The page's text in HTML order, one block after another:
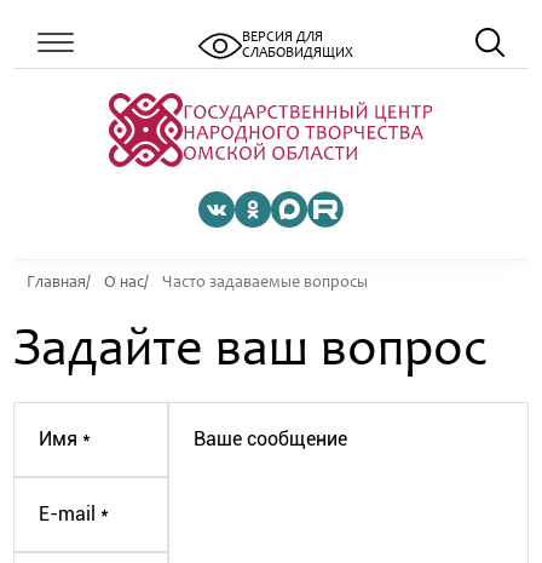
ВЕРСИЯ ДЛЯ
СЛАБОВИДЯЩИХ
Главная О нас Часто задаваемые вопросы
Задайте ваш вопрос